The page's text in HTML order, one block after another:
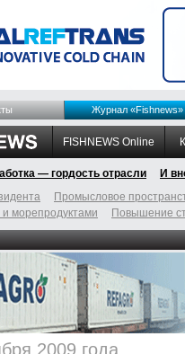
Журнал «Fishnews»
FISHNEWS Online
— гордость отрасли И
Промысловое
морепродуктами
Повышение
2009 года